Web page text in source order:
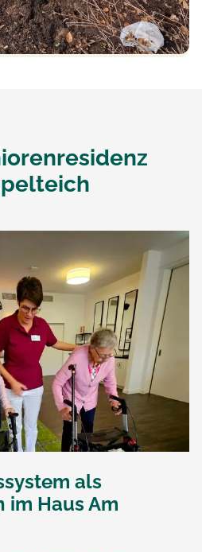
als
im Haus Am